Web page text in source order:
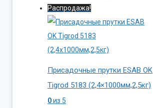
Распродажа!
Присадочные прутки ESAB OK
Tigrod 5183 (2,4×1000мм,2,5кг)
0из 5